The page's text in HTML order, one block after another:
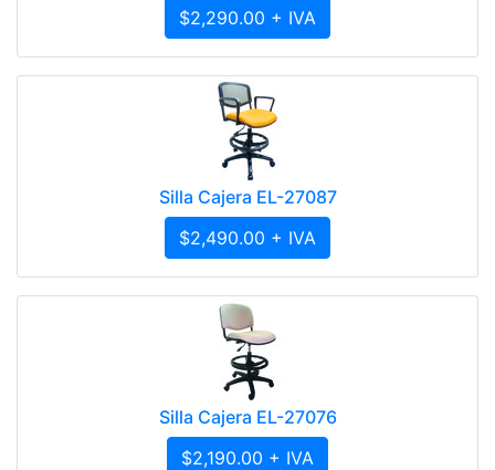
$2,290.00 + IVA
Silla Cajera EL-27087
$2,490.00 + IVA
Silla Cajera EL-27076
$2,190.00 + IVA